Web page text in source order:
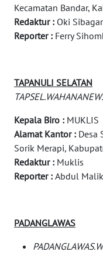
Kecamatan Bandar,
Redaktur : Oki
Reporter : Ferry
TAPANULI SELATAN
Kepala Biro : MUKLIS
Alamat Kantor : Desa
Sorik Merapi,
Redaktur : Muklis
Reporter : Abdul
PADANGLAWAS
WAHANA
KONSUMEN
WAHANA
TRAVEL
WAHANA
TV
CO ID